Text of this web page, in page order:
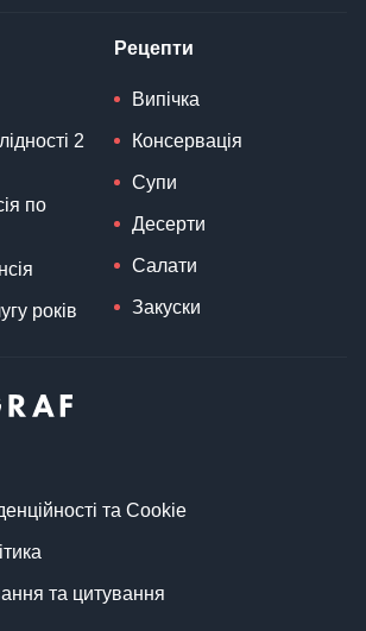
2
по
років
Рецепти
Випічка
Консервація
Супи
Десерти
Салати
Закуски
та Cookie
та цитування